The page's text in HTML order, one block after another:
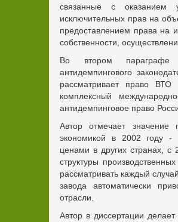
связанные с оказанием
исключительных прав на
предоставлением права на
собственности,
Во втором параграфе
антидемпингового
рассматривает право ВТО
комплексный
антидемпинговое право
Автор отмечает значение
экономикой в 2002 году -
ценами в других странах, с
структуры
рассматривать каждый
завода автоматически
отрасли.
Автор в диссертации